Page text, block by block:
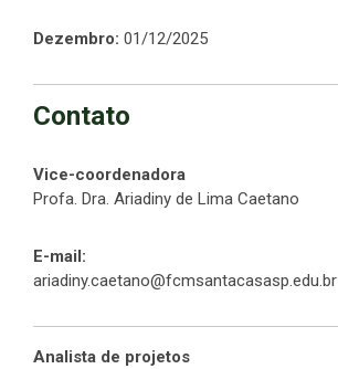
Dezembro: 01/12/2025
Contato
Vice-coordenadora
Profa. Dra. Ariadiny de Lima Caetano
E-mail:
ariadiny.caetano@fcmsantacasasp.edu.br
Analista de projetos